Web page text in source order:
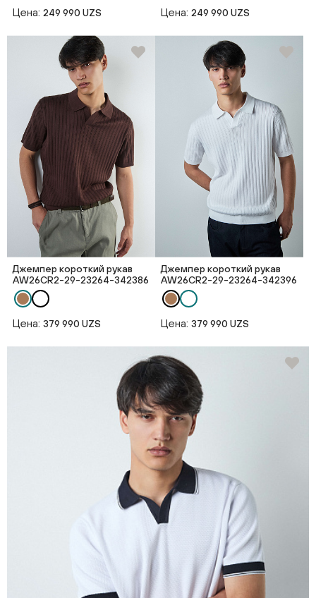
Цена: 249 990 UZS Цена: 249 990 UZS
Джемпер короткий рукав
AW26CR2-29-23264-342386
Цена: 379 990 UZS
Джемпер короткий рукав
AW26CR2-29-23264-342396
Цена: 379 990 UZS